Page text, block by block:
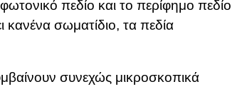
πεδίο και το περίφημο πεδίο
σωματίδιο, τα πεδία
συνεχώς μικροσκοπικά